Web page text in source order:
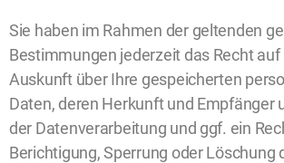
Sie haben im Rahmen der geltenden
Bestimmungen jederzeit das Recht
Auskunft über Ihre gespeicherten
Daten, deren Herkunft und Empfänger
der Datenverarbeitung und ggf. ein
Berichtigung, Sperrung oder Löschung